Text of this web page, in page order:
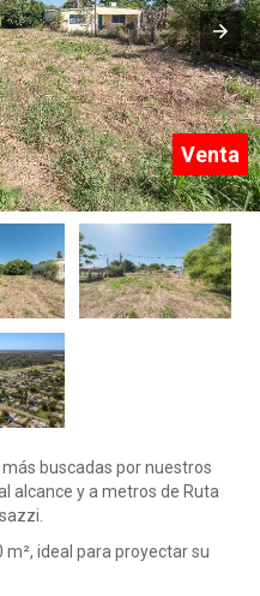
Venta
buscadas por nuestros
alcance y a metros de Ruta
ideal para proyectar su